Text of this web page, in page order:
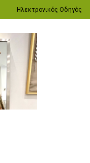
Ηλεκτρονικός Οδηγός